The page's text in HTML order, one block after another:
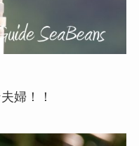
婦！！